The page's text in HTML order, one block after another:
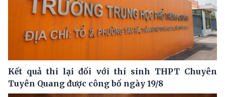
Kết quả thi lại đối với thí sinh THPT Chuyên
Tuyên Quang được công bố ngày 19/8